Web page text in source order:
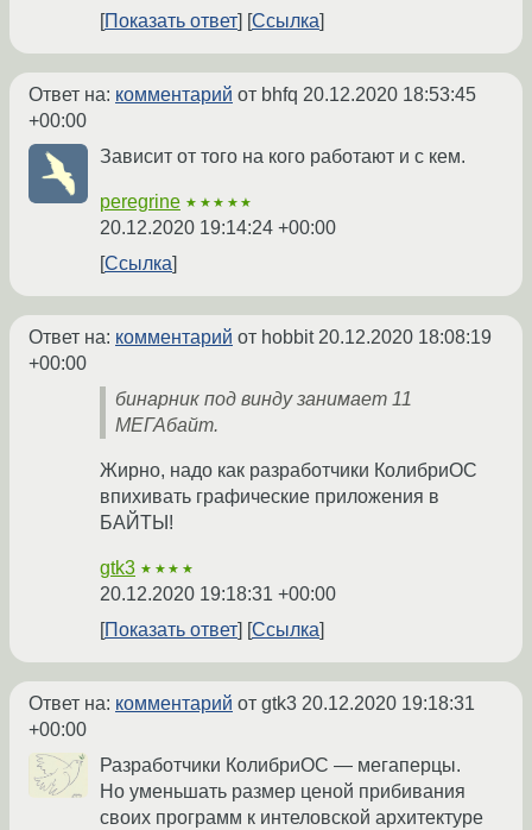
Показать ответ
Ссылка
Ответ на: комментарий от bhfq 20.12.2020 18:53:45
+00:00
Зависит от того на кого работают и с кем.
peregrine ★★★★★
20.12.2020 19:14:24 +00:00
Ссылка
Ответ на: комментарий от hobbit20.12.2020 18:08:19
+00:00
бинарник под винду занимает 11
МЕГАбайт.
Жирно, надо как разработчики КолибриОС
впихивать графические приложения в
БАЙТЫ!
gtk3 ★★★★
20.12.2020 19:18:31 +00:00
Показать ответ
Ссылка
Ответ на: комментарий от gtk3 20.12.2020 19:18:31
+00:00
Разработчики КолибриОС — мегаперцы.
Но уменьшать размер ценой прибивания
своих программ к интеловской архитектуре